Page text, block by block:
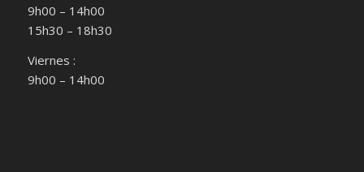
9h00 – 14h00
15h30 – 18h30
Viernes :
9h00 – 14h00